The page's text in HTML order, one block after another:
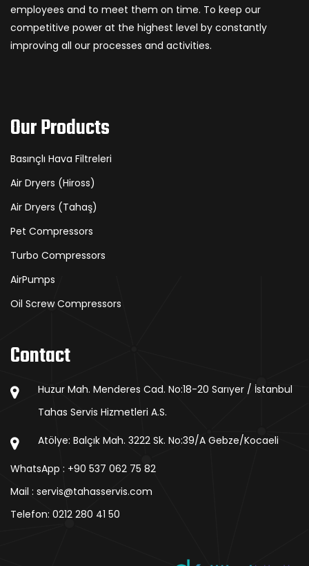
employees and to meet them on time. To keep our
competitive power at the highest level by constantly
improving all our processes and activities.
Our Products
Basınçlı Hava Filtreleri
Air Dryers (Hiross)
Air Dryers (Tahaş)
Pet Compressors
Turbo Compressors
AirPumps
Oil Screw Compressors
Contact
Huzur Mah. Menderes Cad. No:18-20 Sarıyer / İstanbul
Tahas Servis Hizmetleri A.S.
Atölye: Balçık Mah. 3222 Sk. No:39/A Gebze/Kocaeli
WhatsApp : +90 537 062 75 82
Mail : servis@tahasservis.com
Telefon: 0212 280 41 50